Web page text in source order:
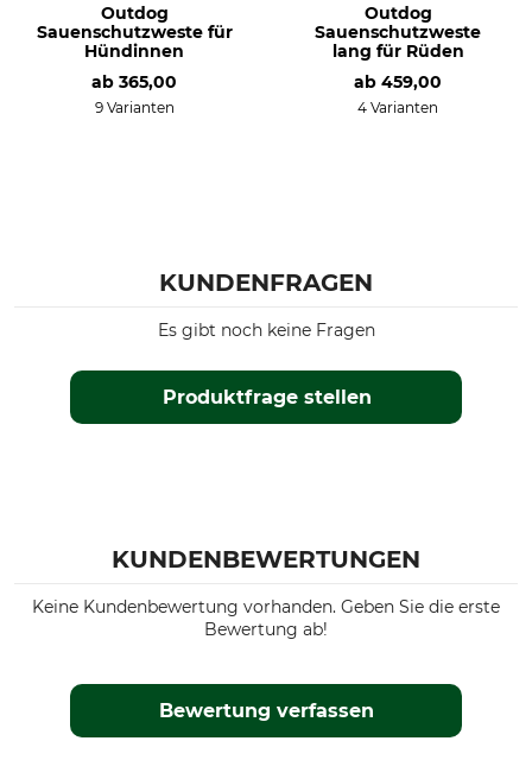
Outdog
Sauenschutzweste für
Hündinnen
ab 365,00
9 Varianten
Outdog
Sauenschutzweste
lang für Rüden
ab 459,00
4 Varianten
KUNDENFRAGEN
Produktfrage stellen
Es gibt noch keine Fragen
KUNDENBEWERTUNGEN
Keine Kundenbewertung vorhanden. Geben Sie die erste
Bewertung ab!
Bewertung verfassen